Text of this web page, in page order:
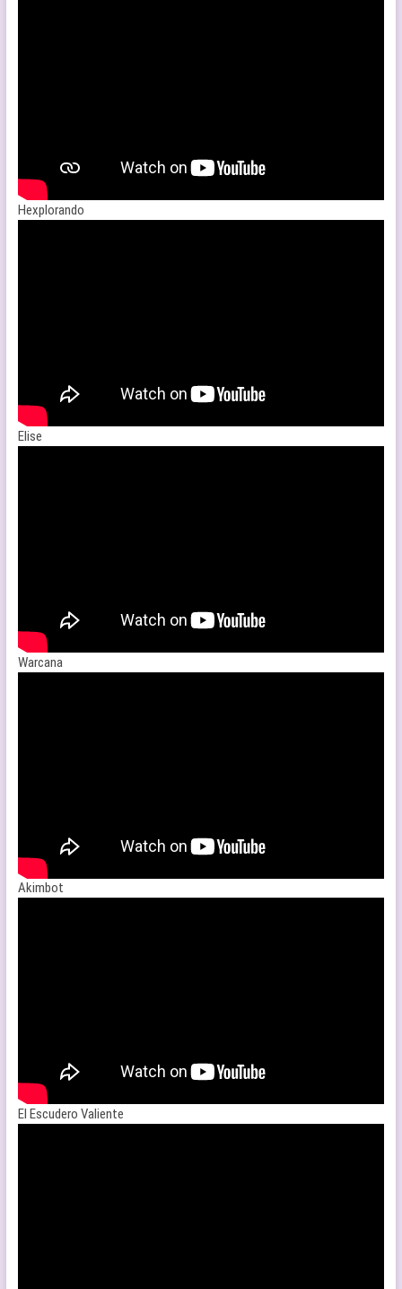
Hexplorando
Elise
Warcana
Akimbot
El Escudero Valiente